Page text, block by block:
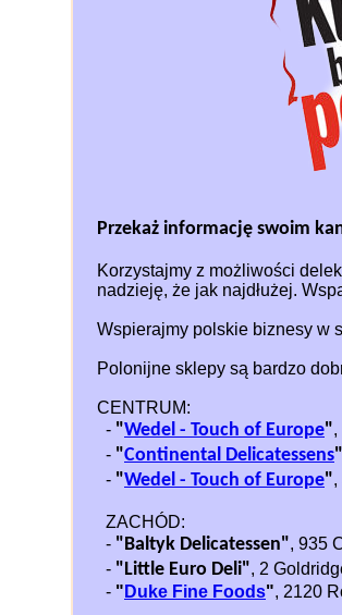
Przekaż informację swoim
Korzystajmy z możliwości
nadzieję, że jak najdłużej.
Wspierajmy polskie biznesy w
Polonijne sklepy są bardzo
CENTRUM:
- "Wedel - Touch of Europe",
- "Continental Delicatessens"
- "Wedel - Touch of Europe",
ZACHÓD:
- "Baltyk Delicatessen", 935
- "Little Euro Deli", 2
- " Duke Fine Foods", 2120